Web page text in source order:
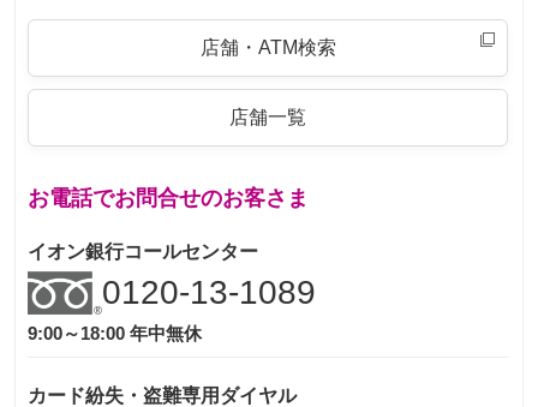
店舗・ATM検索
店舗一覧
お電話でお問合せのお客さま
イオン銀行コールセンター
0120-13-1089
9:00～18:00 年中無休
カード紛失・盗難専用ダイヤル